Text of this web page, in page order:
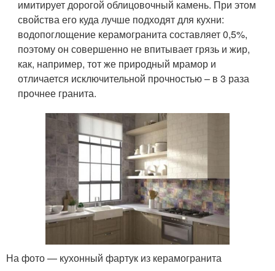
имитирует дорогой облицовочный камень. При этом
свойства его куда лучше подходят для кухни:
водопоглощение керамогранита составляет 0,5%,
поэтому он совершенно не впитывает грязь и жир,
как, например, тот же природный мрамор и
отличается исключительной прочностью – в 3 раза
прочнее гранита.
На фото — кухонный фартук из керамогранита